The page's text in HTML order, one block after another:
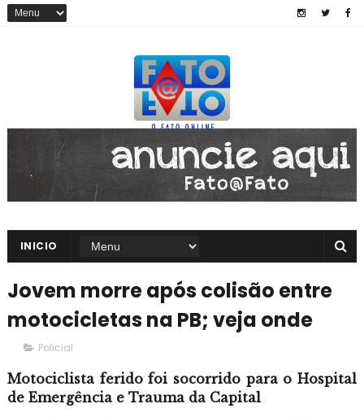
INICIO
Jovem morre após colisão entre
motocicletas na PB; veja onde
Policial
Motociclista ferido foi socorrido para o Hospital
de Emergência e Trauma da Capital